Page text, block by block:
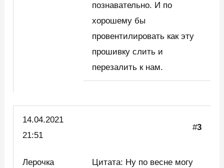
познавательно. И по
хорошему бы
провентилировать как эту
прошивку слить и
перезалить к нам.
14.04.2021
21:51
#3
Лерочка
Цитата: Ну по весне могу